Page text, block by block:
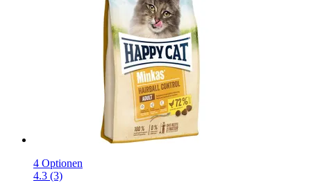
4 Optionen
4.3 (3)